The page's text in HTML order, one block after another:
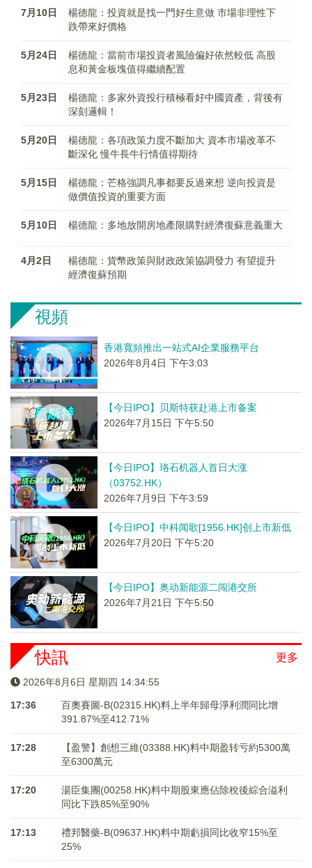
7月10日
楊德龍：投資就是找一門好生意做 市場非理性下
跌帶來好價格
5月24日
楊德龍：當前市場投資者風險偏好依然較低 高股
息和黃金板塊值得繼續配置
5月23日
楊德龍：多家外資投行積極看好中國資產，背後有
深刻邏輯！
5月20日
楊德龍：各項政策力度不斷加大 資本市場改革不
斷深化 慢牛長牛行情值得期待
5月15日
楊德龍：芒格強調凡事都要反過來想 逆向投資是
做價值投資的重要方面
5月10日 楊德龍：多地放開房地產限購對經濟復蘇意義重大
4月2日
楊德龍：貨幣政策與財政政策協調發力 有望提升
經濟復蘇預期
視頻
香港寬頻推出一站式AI企業服務平台
2026年8月4日 下午3:03
【今日IPO】贝斯特获赴港上市备案
2026年7月15日 下午5:50
【今日IPO】珞石机器人首日大涨
（03752.HK）
2026年7月9日 下午3:59
【今日IPO】中科闻歌[1956.HK]创上市新低
2026年7月20日 下午5:20
【今日IPO】奥动新能源二闯港交所
2026年7月21日 下午5:50
更多
快訊
2026年8月6日 星期四 14:34:55
17:36
百奧賽圖-B(02315.HK)料上半年歸母淨利潤同比增
391.87%至412.71%
17:28
【盈警】創想三維(03388.HK)料中期盈转亏約5300萬
至6300萬元
17:20
湯臣集團(00258.HK)料中期股東應佔除稅後綜合溢利
同比下跌85%至90%
17:13
禮邦醫藥-B(09637.HK)料中期虧損同比收窄15%至
25%